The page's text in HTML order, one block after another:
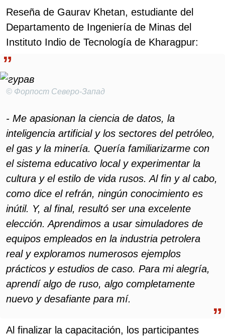
Reseña de Gaurav Khetan, estudiante del
Departamento de Ingeniería de Minas del
Instituto Indio de Tecnología de Kharagpur:
© Форпост Северо-Запад
- Me apasionan la ciencia de datos, la
inteligencia artificial y los sectores del petróleo,
el gas y la minería. Quería familiarizarme con
el sistema educativo local y experimentar la
cultura y el estilo de vida rusos. Al fin y al cabo,
como dice el refrán, ningún conocimiento es
inútil. Y, al final, resultó ser una excelente
elección. Aprendimos a usar simuladores de
equipos empleados en la industria petrolera
real y exploramos numerosos ejemplos
prácticos y estudios de caso. Para mi alegría,
aprendí algo de ruso, algo completamente
nuevo y desafiante para mí.
Al finalizar la capacitación, los participantes